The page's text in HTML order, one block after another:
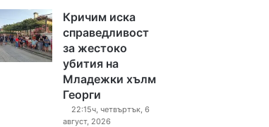
Кричим иска
справедливост
за жестоко
убития на
Младежки хълм
Георги
22:15ч, четвъртък, 6
август, 2026